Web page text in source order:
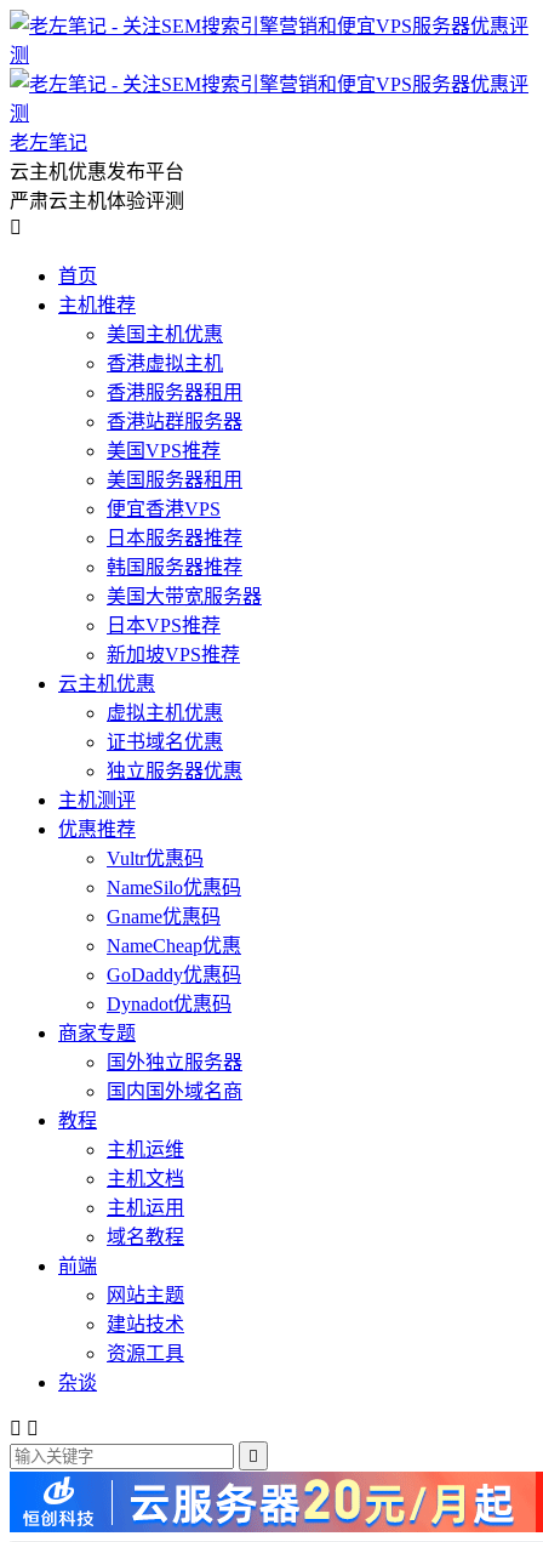
老左笔记
云主机优惠发布平台
严肃云主机体验评测

首页
主机推荐
美国主机优惠
香港虚拟主机
香港服务器租用
香港站群服务器
美国VPS推荐
美国服务器租用
便宜香港VPS
日本服务器推荐
韩国服务器推荐
美国大带宽服务器
日本VPS推荐
新加坡VPS推荐
云主机优惠
虚拟主机优惠
证书域名优惠
独立服务器优惠
主机测评
优惠推荐
Vultr优惠码
NameSilo优惠码
Gname优惠码
NameCheap优惠
GoDaddy优惠码
Dynadot优惠码
商家专题
国外独立服务器
国内国外域名商
教程
主机运维
主机文档
主机运用
域名教程
前端
网站主题
建站技术
资源工具
杂谈
 
